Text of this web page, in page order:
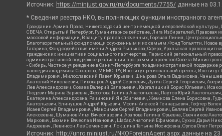
Источник: https://minjust.gov.ru/ru/documents/7755/ данные на
* Сведения реестра НКО, выполняющих функции иностранного
Гражданин.Армия.Право, Нижегородский центр немецкой и европейской
СВЕЧА, Открытый Петербург, Гуманитарное действие, Лига Избирателей,
массовой информации, В защиту прав заключенных, Горячая Линия, Центр
Благотворительный фонд помощи осужденным и их семьям, Фонд Тольятти, Новое
Гагарина, Фонд содействия имени Андрея Рылькова, Сфера, Уральская
гражданских инициатив и социального партнерства, Пермский региональный
административной поддержке реализации программ и проектов Совета
- Сибирь, Частное учреждение в Санкт-Петербурге по административной
наследия академика Сахарова, МЕМО. РУ, Институт региональной прессы,
Владимирович, Милославский Павел Юрьевич, Шнырова Ольга Вадимовна,
Анатолий Николаевич, Пивоваров Андрей Сергеевич, Дугин Сергей Георгиевич,
Лев Александрович, Созаев Валерий Валерьевич, Каргалицкий Борис Юльевич,
Людевиг Марина Зариевна, Федотова Галина Анатольевна, Паутов Юрий
Екатерина Александровна, Рачинский Ян Збигневич, Жемкова Елена Борисовна,
Анатольевич, Блинушов Андрей Юрьевич, Мосин Алексей Геннадьевич, Гефтер
Исаев Сергей Владимирович, Максимов Сергей Владимирович, Беляев Сергей
Алексеевна, Шуманов Илья Вячеславович, Арапова Галина Юрьевна, Свечников
Маркович, Бахмин Вячеслав Иванович, Шабад Анатолий Ефимович, Сухих Дарья
Андреевич, Левинсон Лев Семенович, Локшина Татьяна Иосифовна, Орлов Олег
Источник: http://unro.minjust.ru/NKOForeignAgent.aspx данные на